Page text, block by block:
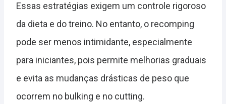
Essas estratégias exigem um controle rigoroso
da dieta e do treino. No entanto, o recomping
pode ser menos intimidante, especialmente
para iniciantes, pois permite melhorias graduais
e evita as mudanças drásticas de peso que
ocorrem no bulking e no cutting.